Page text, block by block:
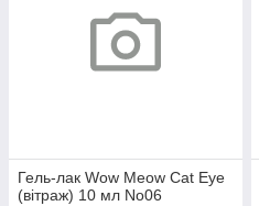
Гель-лак Wow Meow Cat Eye
(вітраж) 10 мл No06